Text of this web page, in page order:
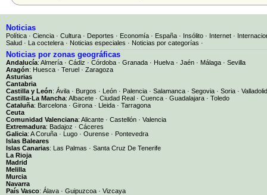
Noticias
Política · Ciencia · Cultura · Deportes · Economía · España · Insólito · Internet ·
Salud · La coctelera · Noticias especiales · Noticias por categorías ·
Noticias por zonas geográficas
Andalucía: Almería · Cádiz · Córdoba · Granada · Huelva · Jaén · Málaga · Sevilla
Aragón: Huesca · Teruel · Zaragoza
Asturias
Cantabria
Castilla y León: Ávila · Burgos · León · Palencia · Salamanca · Segovia · Soria · Valladolid
Castilla-La Mancha: Albacete · Ciudad Real · Cuenca · Guadalajara · Toledo
Cataluña: Barcelona · Girona · Lleida · Tarragona
Ceuta
Comunidad Valenciana: Alicante · Castellón · Valencia
Extremadura: Badajoz · Cáceres
Galicia: A Coruña · Lugo · Ourense · Pontevedra
Islas Baleares
Islas Canarias: Las Palmas · Santa Cruz De Tenerife
La Rioja
Madrid
Melilla
Murcia
Navarra
País Vasco: Álava · Guipuzcoa · Vizcaya